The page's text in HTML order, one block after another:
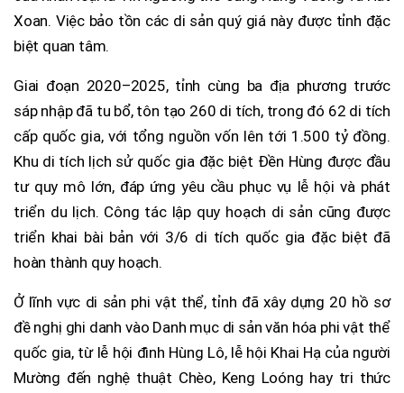
Xoan. Việc bảo tồn các di sản quý giá này được tỉnh đặc
biệt quan tâm.
Giai đoạn 2020–2025, tỉnh cùng ba địa phương trước
sáp nhập đã tu bổ, tôn tạo 260 di tích, trong đó 62 di tích
cấp quốc gia, với tổng nguồn vốn lên tới 1.500 tỷ đồng.
Khu di tích lịch sử quốc gia đặc biệt Đền Hùng được đầu
tư quy mô lớn, đáp ứng yêu cầu phục vụ lễ hội và phát
triển du lịch. Công tác lập quy hoạch di sản cũng được
triển khai bài bản với 3/6 di tích quốc gia đặc biệt đã
hoàn thành quy hoạch.
Ở lĩnh vực di sản phi vật thể, tỉnh đã xây dựng 20 hồ sơ
đề nghị ghi danh vào Danh mục di sản văn hóa phi vật thể
quốc gia, từ lễ hội đình Hùng Lô, lễ hội Khai Hạ của người
Mường đến nghệ thuật Chèo, Keng Loóng hay tri thức